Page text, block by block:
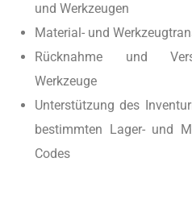
und Werkzeugen
Material- und
Rücknahme und
Werkzeuge
Unterstützung des
bestimmten Lager- und
Codes